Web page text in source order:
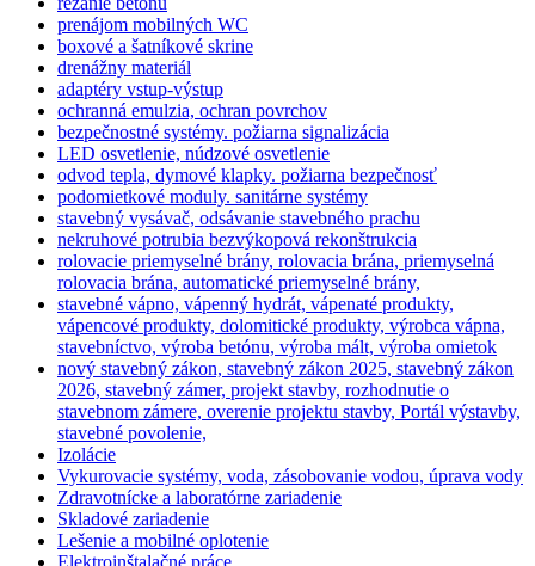
prenájom mobilných WC
boxové a šatníkové skrine
drenážny materiál
adaptéry vstup-výstup
ochranná emulzia, ochran povrchov
bezpečnostné systémy. požiarna signalizácia
LED osvetlenie, núdzové osvetlenie
odvod tepla, dymové klapky. požiarna bezpečnosť
podomietkové moduly. sanitárne systémy
stavebný vysávač, odsávanie stavebného prachu
nekruhové potrubia bezvýkopová rekonštrukcia
rolovacie priemyselné brány, rolovacia brána, priemyselná
rolovacia brána, automatické priemyselné brány,
stavebné vápno, vápenný hydrát, vápenaté produkty,
vápencové produkty, dolomitické produkty, výrobca vápna,
stavebníctvo, výroba betónu, výroba mált, výroba omietok
nový stavebný zákon, stavebný zákon 2025, stavebný zákon
2026, stavebný zámer, projekt stavby, rozhodnutie o
stavebnom zámere, overenie projektu stavby, Portál výstavby,
stavebné povolenie,
Izolácie
Vykurovacie systémy, voda, zásobovanie vodou, úprava vody
Zdravotnícke a laboratórne zariadenie
Skladové zariadenie
Lešenie a mobilné oplotenie
Elektroinštalačné práce